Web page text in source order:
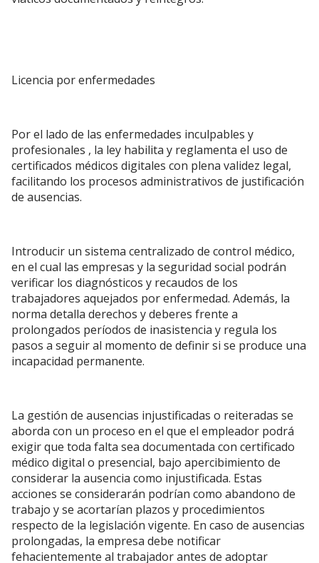
Licencia por enfermedades
Por el lado de las enfermedades inculpables y
profesionales , la ley habilita y reglamenta el uso de
certificados médicos digitales con plena validez legal,
facilitando los procesos administrativos de justificación
de ausencias.
Introducir un sistema centralizado de control médico,
en el cual las empresas y la seguridad social podrán
verificar los diagnósticos y recaudos de los
trabajadores aquejados por enfermedad. Además, la
norma detalla derechos y deberes frente a
prolongados períodos de inasistencia y regula los
pasos a seguir al momento de definir si se produce una
incapacidad permanente.
La gestión de ausencias injustificadas o reiteradas se
aborda con un proceso en el que el empleador podrá
exigir que toda falta sea documentada con certificado
médico digital o presencial, bajo apercibimiento de
considerar la ausencia como injustificada. Estas
acciones se considerarán podrían como abandono de
trabajo y se acortarían plazos y procedimientos
respecto de la legislación vigente. En caso de ausencias
prolongadas, la empresa debe notificar
fehacientemente al trabajador antes de adoptar